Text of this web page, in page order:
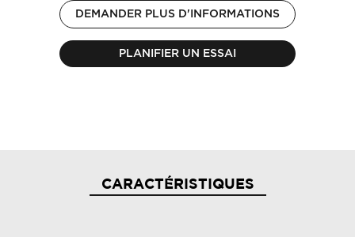
DEMANDER PLUS D'INFORMATIONS
PLANIFIER UN ESSAI
CARACTÉRISTIQUES